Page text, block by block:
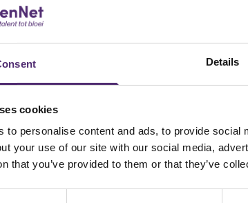
Details
cookies
to personalise content and ads, to provide
your use of our site with our social media,
that you’ve provided to them or that they’ve
psychische hulp en
en geen
ontwikkelplan
tot bloei.
Snel naar
Locaties
Hulp bij
Inspiratiehub
3811